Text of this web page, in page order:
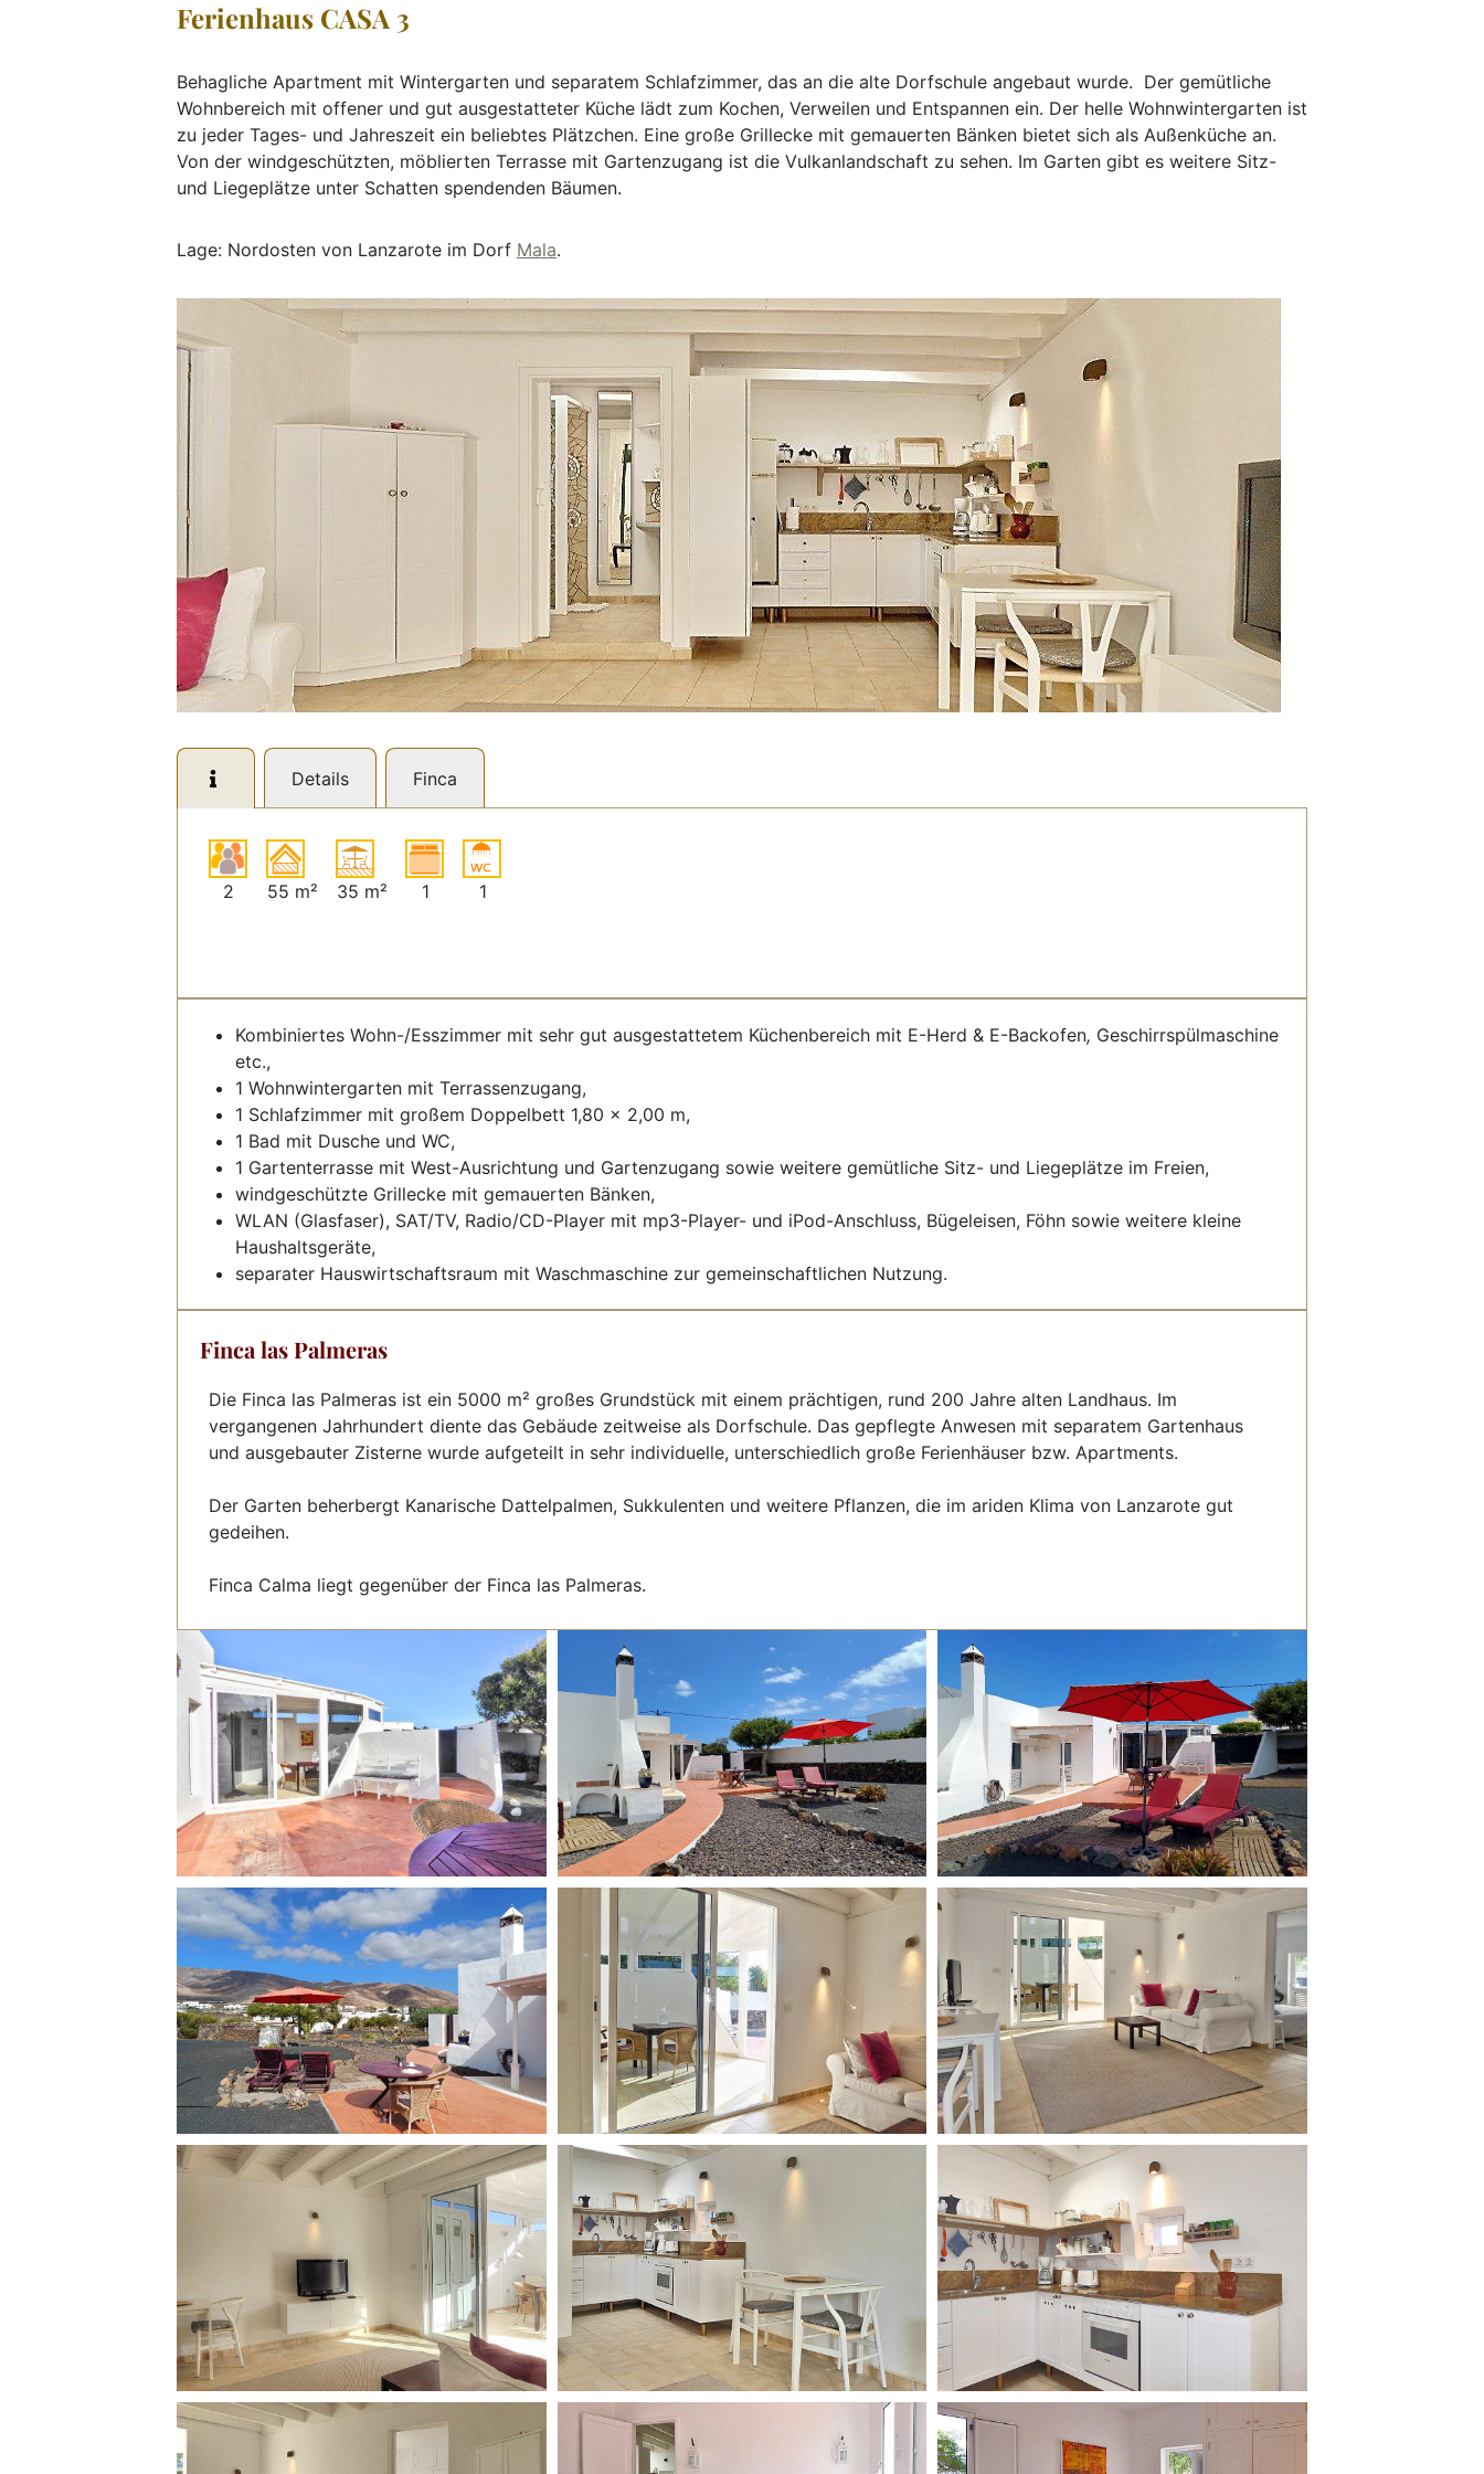
Ferienhaus CASA 3
Behagliche Apartment mit Wintergarten und separatem Schlafzimmer, das an die alte Dorfschule angebaut wurde. Der gemütliche
Wohnbereich mit offener und gut ausgestatteter Küche lädt zum Kochen, Verweilen und Entspannen ein. Der helle Wohnwintergarten ist
zu jeder Tages- und Jahreszeit ein beliebtes Plätzchen. Eine große Grillecke mit gemauerten Bänken bietet sich als Außenküche an.
Von der windgeschützten, möblierten Terrasse mit Gartenzugang ist die Vulkanlandschaft zu sehen. Im Garten gibt es weitere Sitz-
und Liegeplätze unter Schatten spendenden Bäumen.
Lage: Nordosten von Lanzarote im Dorf Mala.
Details Finca
2 55 m² 35 m² 1 1
Kombiniertes Wohn-/Esszimmer mit sehr gut ausgestattetem Küchenbereich mit E-Herd & E-Backofen, Geschirrspülmaschine
etc.,
1 Wohnwintergarten mit Terrassenzugang,
1 Schlafzimmer mit großem Doppelbett 1,80 x 2,00 m,
1 Bad mit Dusche und WC,
1 Gartenterrasse mit West-Ausrichtung und Gartenzugang sowie weitere gemütliche Sitz- und Liegeplätze im Freien,
windgeschützte Grillecke mit gemauerten Bänken,
WLAN (Glasfaser), SAT/TV, Radio/CD-Player mit mp3-Player- und iPod-Anschluss, Bügeleisen, Föhn sowie weitere kleine
Haushaltsgeräte,
separater Hauswirtschaftsraum mit Waschmaschine zur gemeinschaftlichen Nutzung.
Finca las Palmeras
Die Finca las Palmeras ist ein 5000 m² großes Grundstück mit einem prächtigen, rund 200 Jahre alten Landhaus. Im
vergangenen Jahrhundert diente das Gebäude zeitweise als Dorfschule. Das gepflegte Anwesen mit separatem Gartenhaus
und ausgebauter Zisterne wurde aufgeteilt in sehr individuelle, unterschiedlich große Ferienhäuser bzw. Apartments.
Der Garten beherbergt Kanarische Dattelpalmen, Sukkulenten und weitere Pflanzen, die im ariden Klima von Lanzarote gut
gedeihen.
Finca Calma liegt gegenüber der Finca las Palmeras.